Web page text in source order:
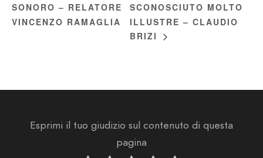
SONORO – RELATORE
VINCENZO RAMAGLIA
SCONOSCIUTO MOLTO
ILLUSTRE – CLAUDIO
BRIZI
Esprimi il tuo giudizio sul contenuto di questa
pagina